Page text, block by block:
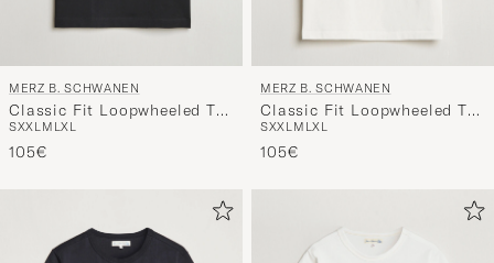
MERZ B. SCHWANEN
Classic Fit Loopwheeled T-
Shirt Black
SXXLM LXL
105€
MERZ B. SCHWANEN
Classic Fit Loopwheeled T-
Shirt White
SXXLM LXL
105€